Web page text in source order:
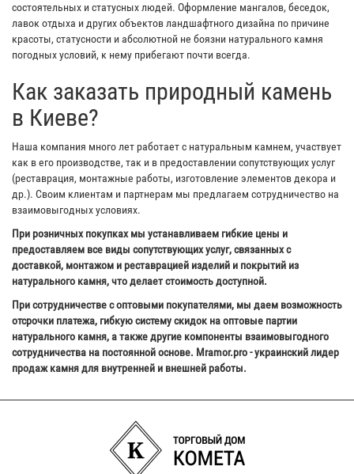
состоятельных и статусных людей. Оформление мангалов, беседок,
лавок отдыха и других объектов ландшафтного дизайна по причине
красоты, статусности и абсолютной не боязни натурального камня
погодных условий, к нему прибегают почти всегда.
Как заказать природный камень
в Киеве?
Наша компания много лет работает с натуральным камнем, участвует
как в его производстве, так и в предоставлении сопутствующих услуг
(реставрация, монтажные работы, изготовление элементов декора и
др.). Своим клиентам и партнерам мы предлагаем сотрудничество на
взаимовыгодных условиях.
При розничных покупках мы устанавливаем гибкие цены и
предоставляем все виды сопутствующих услуг, связанных с
доставкой, монтажом и реставрацией изделий и покрытий из
натурального камня, что делает стоимость доступной.
При сотрудничестве с оптовыми покупателями, мы даем возможность
отсрочки платежа, гибкую систему скидок на оптовые партии
натурального камня, а также другие компоненты взаимовыгодного
сотрудничества на постоянной основе. Mramor.pro - украинский лидер
продаж камня для внутренней и внешней работы.